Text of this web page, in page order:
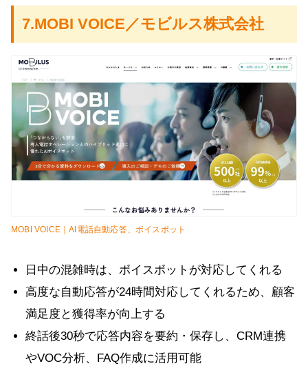
7.MOBI VOICE／モビルス株式会社
MOBI VOICE｜AI電話自動応答、ボイスボット
日中の混雑時は、ボイスボットが対応してくれる
高度な自動応答が24時間対応してくれるため、顧客
満足度と獲得率が向上する
終話後30秒で応答内容を要約・保存し、CRM連携
やVOC分析、FAQ作成に活用可能